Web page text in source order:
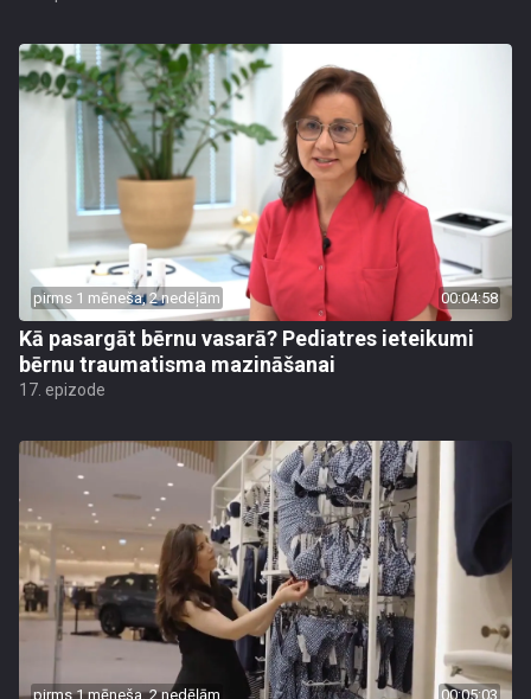
pirms 1 mēneša, 2 nedēļām 00:04:58
Kā pasargāt bērnu vasarā? Pediatres ieteikumi
bērnu traumatisma mazināšanai
17. epizode
pirms 1 mēneša, 2 nedēļām 00:05:03